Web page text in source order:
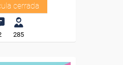
cerrada
285